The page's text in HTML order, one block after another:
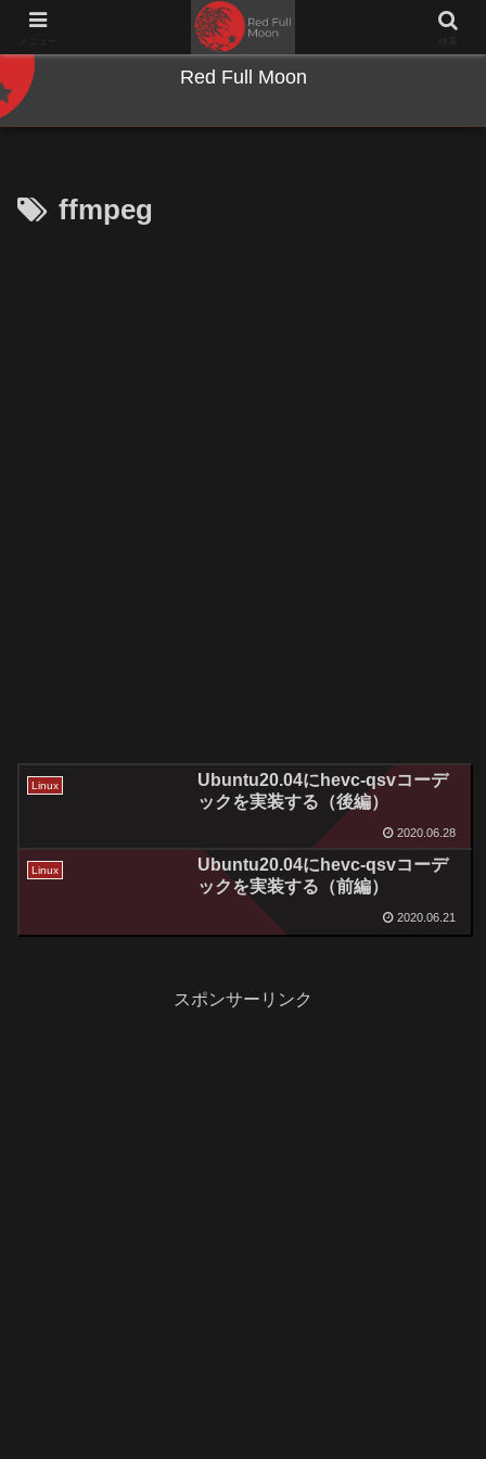
NWとキーボードのジャンク沼に沈む夜
Red Full Moon
ffmpeg
Linux
Ubuntu20.04にhevc-qsvコーデ
ックを実装する（後編）
2020.06.28
Linux
Ubuntu20.04にhevc-qsvコーデ
ックを実装する（前編）
2020.06.21
スポンサーリンク